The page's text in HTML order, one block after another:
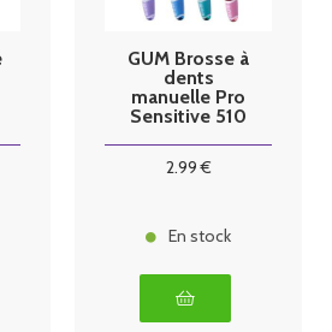
GUM Brosse à
dents
manuelle Pro
Sensitive 510
2.99€
En stock